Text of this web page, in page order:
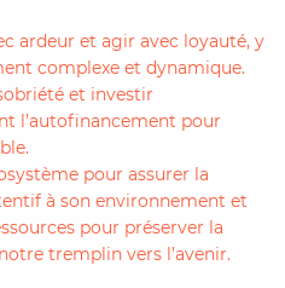
ardeur et agir avec loyauté, y
complexe et dynamique.
et investir
l’autofinancement pour
pour assurer la
à son environnement et
pour préserver la
tremplin vers l’avenir.